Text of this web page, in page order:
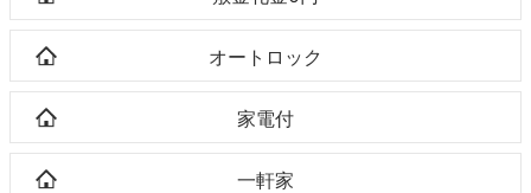
オートロック
家電付
一軒家